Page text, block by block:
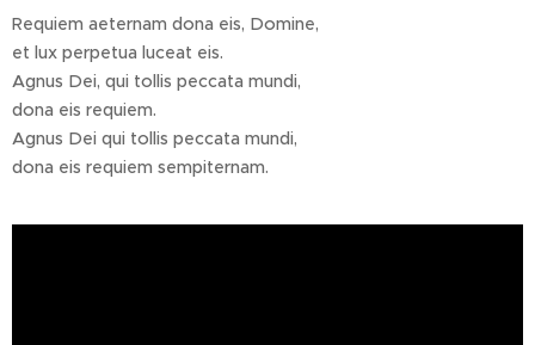
Requiem aeternam dona eis, Domine,
et lux perpetua luceat eis.
Agnus Dei, qui tollis peccata mundi,
dona eis requiem.
Agnus Dei qui tollis peccata mundi,
dona eis requiem sempiternam.